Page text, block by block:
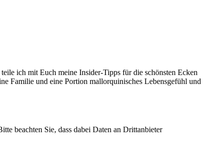
ich mit Euch meine Insider-Tipps für die schönsten Ecken
Familie und eine Portion mallorquinisches Lebensgefühl und
beachten Sie, dass dabei Daten an Drittanbieter